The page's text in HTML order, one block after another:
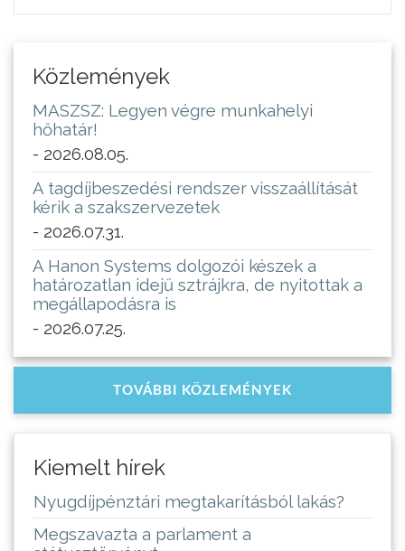
Közlemények
MASZSZ: Legyen végre munkahelyi
hőhatár!
- 2026.08.05.
A tagdíjbeszedési rendszer visszaállítását
kérik a szakszervezetek
- 2026.07.31.
A Hanon Systems dolgozói készek a
határozatlan idejű sztrájkra, de nyitottak a
megállapodásra is
- 2026.07.25.
TOVÁBBI KÖZLEMÉNYEK
Kiemelt hírek
Nyugdíjpénztári megtakarításból lakás?
Megszavazta a parlament a